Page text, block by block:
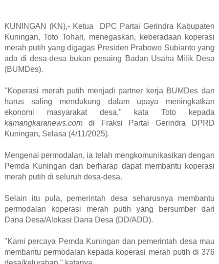
KUNINGAN (KN),- Ketua DPC Partai Gerindra Kabupaten
Kuningan, Toto Tohari, menegaskan, keberadaan koperasi
merah putih yang digagas Presiden Prabowo Subianto yang
ada di desa-desa bukan pesaing Badan Usaha Milik Desa
(BUMDes).
"Koperasi merah putih menjadi partner kerja BUMDes dan
harus saling mendukung dalam upaya meningkatkan
ekonomi masyarakat desa," kata Toto kepada
kamangkaranews.comdi Fraksi Partai Gerindra DPRD
Kuningan, Selasa (4/11/2025).
Mengenai permodalan, ia telah mengkomunikasikan dengan
Pemda Kuningan dan berharap dapat membantu koperasi
merah putih di seluruh desa-desa.
Selain itu pula, pemerintah desa seharusnya membantu
permodalan koperasi merah putih yang bersumber dari
Dana Desa/Alokasi Dana Desa (DD/ADD).
"Kami percaya Pemda Kuningan dan pemerintah desa mau
membantu permodalan kepada koperasi merah putih di 376